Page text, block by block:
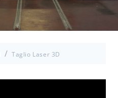
/ Taglio Laser 3D